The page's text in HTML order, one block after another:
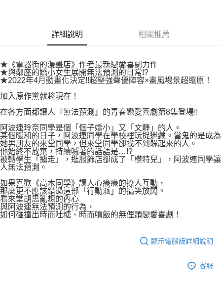
權轉讓予恩沛科技股份有限公司。
２．關於個人資料處理事宜，請瀏覽以下網址：
https://aftee.tw/terms/#terms3
３．未成年的使用者請事先徵得法定代理人或監護人之同意方可使用
「AFTEE先享後付」，若未經同意申辦者引起之損失，本公司不負相關責
任。
時審查核予不同之上限額度；若仍有額度不足之情形，本公司將視審查結果
請求用戶進行身份認證。
５．嚴禁一人註冊多個帳號或使用他人資訊註冊。若發現惡意使用之情形，
恩沛科技股份有限公司將有權停止該用戶之使用額度並採取法律行動。
付款後7-11取貨
每筆NT$80，滿NT$500(含以上)免運費
宅配
每筆NT$100，滿NT$800(含以上)免運費
國家/地區配送 查看運費
詳細說明 相關推薦
★《電器街的漫畫店》作者最新戀愛喜劇力作
★與鄰座的嬌小女生展開無法預測的日常!?
★2022年4月動畫化決定!!超堅強聲優陣容×畫風場景超還原！
加入原作黨就趁現在！
在各方面都讓人『無法預測』的青春戀愛喜劇第8集登場!!
阿波連玲奈同學是個「個子嬌小」又「文靜」的人。
某個暖和的日子，阿波連同學在學校裡玩捉迷藏。當鬼的是成為
她男朋友的來堂同學，但來堂同學卻找不到躲起來的人。
他始終不放棄，持續喊著的話語是…!?
被轉學生「擄走」，逛服飾店卻成了「模特兒」，阿波連同學讓
人無法預測。
如果喜歡《高木同學》讓人心癢癢的撩人互動，
那麼更不應該錯過這部「行動派」的搞笑放閃。
看來堂胡思亂想的內心
與阿波連無法預測的行為，
如何碰撞出時而吐糖、時而噴飯的無俚頭戀愛喜劇！
顯示電腦版詳細說明
客服